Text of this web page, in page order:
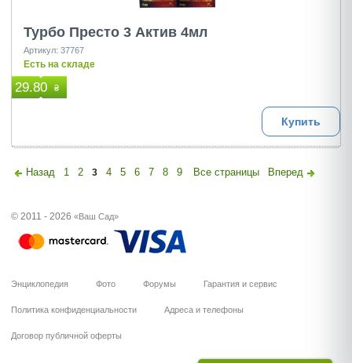
Турбо Престо 3 Актив 4мл
Артикул: 37767
Есть на складе
29.80 ₴
Купить
Назад 1 2 3 4 5 6 7 8 9 Все страницы Вперед
© 2011 - 2026 «Ваш Сад»
Энциклопедия Фото Форумы Гарантия и сервис
Политика конфиденциальности Адреса и телефоны
Договор публичной оферты